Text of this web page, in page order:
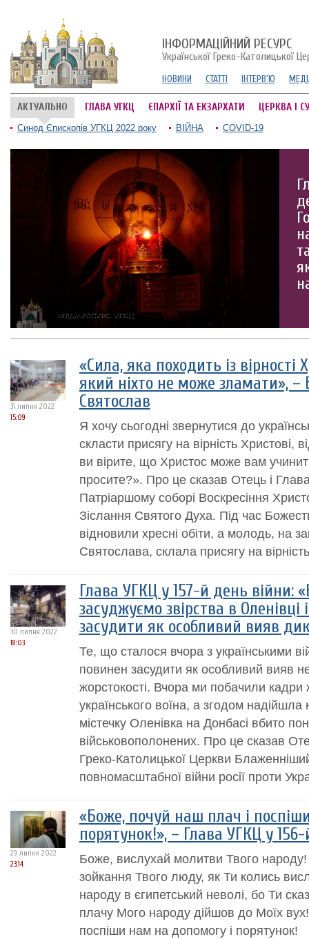
ІНФОРМАЦІЙНИЙ РЕСУРС
Української Греко-Католицької
НОВИНИ СТАТТІ ІНТЕРВ'Ю
АКТУАЛЬНО ГЛАВА УГКЦ ЄПАРХІЇ ТА ЕКЗАРХАТИ ЦЕРКВА І
Синод Єпископів УГКЦ 2022 року ВІЙНА COVID-19
31 липня 2022
15:09
«Сила, яка походить із вірності
який ніхто не може зламати»,
Святослав
Я хочу сьогодні звернутися до
скласти присягу на вірність Христові,
ви вірите, що Христос може вам
просите?». Про це сказав Отець і
Патріаршому соборі Воскресіння
Зіслання Святого Духа. Під час
відновили хресні обіти, а молодь, на
Святослава, склала присягу на
30 липня 2022
18:03
Глава УГКЦ у 157-й день війни:
засуджуємо звірства в Оленівці
засудити як особливий вияв
Те, що сталося вчора з українськими
повинен засудити як особливий вияв
жорстокості. Вчора ми побачили кадри
українського воїна, а згодом
містечку Оленівка на Донбасі вбито
військовополонених. Про це сказав
Греко-Католицької Церкви
повномасштабної війни росії проти
29 липня 2022
23:14
«Боже, почуй наш плач і
порятунок!», – Глава УГКЦ у
Боже, вислухай молитви Твого
зойкання Твого люду, як Ти колись
народу в єгипетський неволі, бо Ти
плачу Мого народу дійшов до Моїх
поспіши нам на допомогу і порятунок!